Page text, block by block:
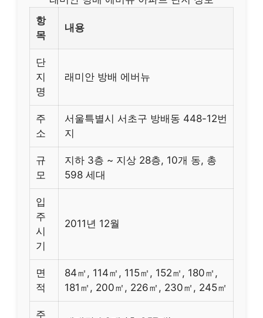
항
목
내용
단
지
명
래미안 방배 에버뉴
주
소
서울특별시 서초구 방배동 448-12번
지
규
모
지하 3층 ~ 지상 28층, 10개 동, 총
598 세대
입
주
시
기
2011년 12월
면
적
84㎡, 114㎡, 115㎡, 152㎡, 180㎡,
181㎡, 200㎡, 226㎡, 230㎡, 245㎡
주